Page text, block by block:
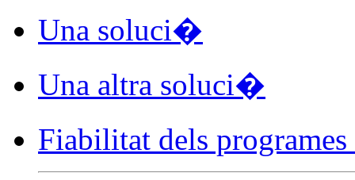
Una soluci�
Una altra soluci�
Fiabilitat dels